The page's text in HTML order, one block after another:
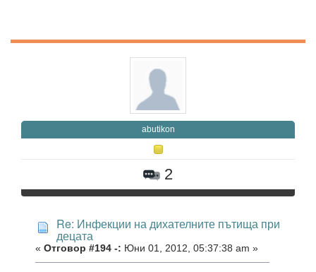
abutikon
2
Re: Инфекции на дихателните пътища при
децата
« Отговор #194 -: Юни 01, 2012, 05:37:38 am »